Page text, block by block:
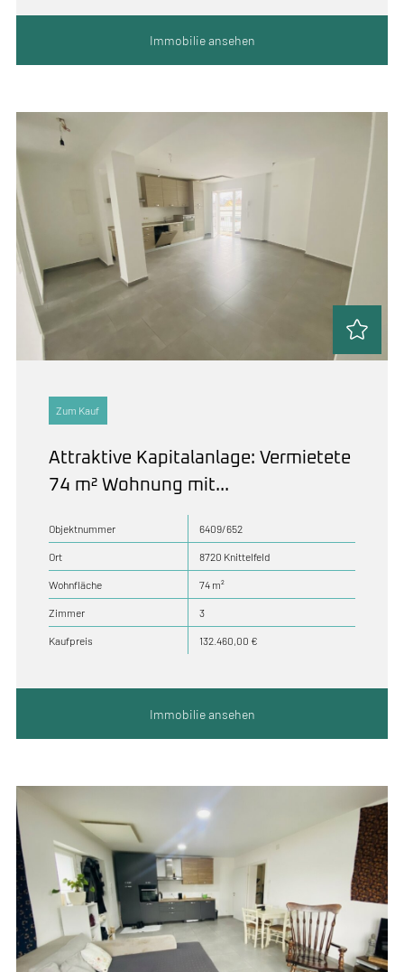
Immobilie ansehen
Zum Kauf
Attraktive Kapitalanlage: Vermietete
74 m² Wohnung mit...
Objektnummer 6409/652
Ort 8720 Knittelfeld
Wohnfläche 74 m²
Zimmer 3
Kaufpreis 132.460,00 €
Immobilie ansehen